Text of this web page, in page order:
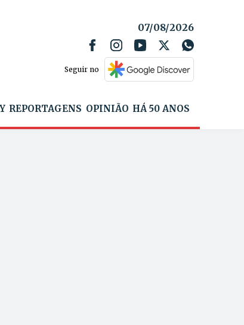
07/08/2026
Seguir no
REPORTAGENS OPINIÃO HÁ 50 ANOS